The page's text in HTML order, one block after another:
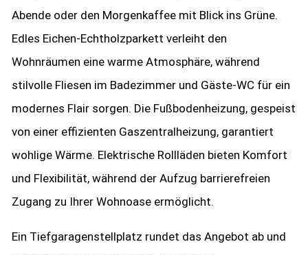
Abende oder den Morgenkaffee mit Blick ins Grüne.
Edles Eichen-Echtholzparkett verleiht den
Wohnräumen eine warme Atmosphäre, während
stilvolle Fliesen im Badezimmer und Gäste-WC für ein
modernes Flair sorgen. Die Fußbodenheizung, gespeist
von einer effizienten Gaszentralheizung, garantiert
wohlige Wärme. Elektrische Rollläden bieten Komfort
und Flexibilität, während der Aufzug barrierefreien
Zugang zu Ihrer Wohnoase ermöglicht.
Ein Tiefgaragenstellplatz rundet das Angebot ab und